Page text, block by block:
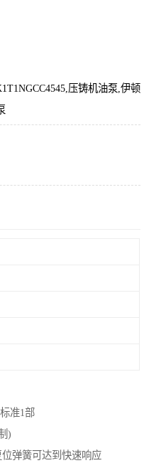
压铸机油泵,伊顿
准1部
)
弹簧可达到快速响应